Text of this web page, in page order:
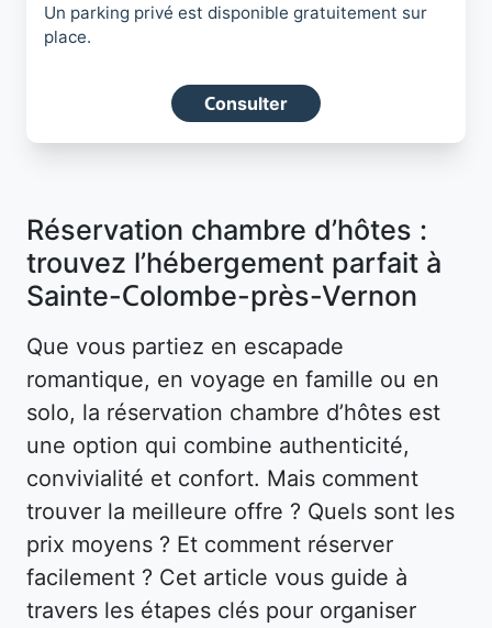
Un parking privé est disponible gratuitement sur
place.
Consulter
Réservation chambre d’hôtes :
trouvez l’hébergement parfait à
Sainte-Colombe-près-Vernon
Que vous partiez en escapade
romantique, en voyage en famille ou en
solo, la réservation chambre d’hôtes est
une option qui combine authenticité,
convivialité et confort. Mais comment
trouver la meilleure offre ? Quels sont les
prix moyens ? Et comment réserver
facilement ? Cet article vous guide à
travers les étapes clés pour organiser